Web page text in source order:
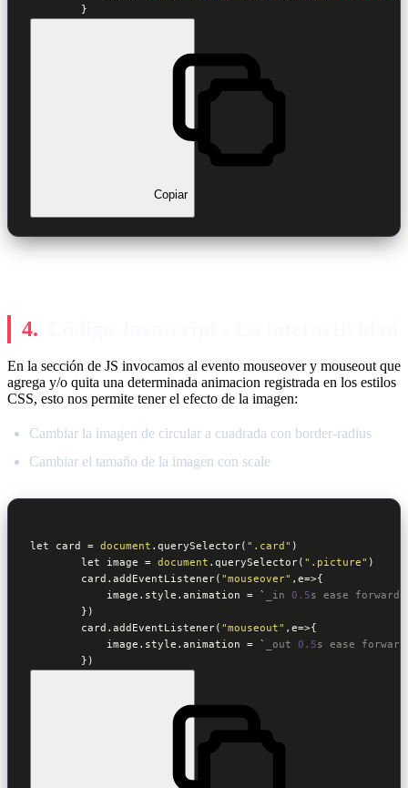
}
Copiar
En la sección de JS invocamos al evento mouseover y mouseout que
agrega y/o quita una determinada animacion registrada en los estilos
CSS, esto nos permite tener el efecto de la imagen:
Cambiar la imagen de circular a cuadrada con border-radius
Cambiar el tamaño de la imagen con scale
let card = document .querySelector( ".card" )
let image = document .querySelector( ".picture" )
card.addEventListener( "mouseover"
image.style.animation = `
_in 0.5s ease
})
card.addEventListener( "mouseout" ,e=>{
image.style.animation = `
_out 0.5s ease
})